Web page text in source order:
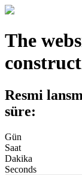
The
Resmi
süre:
Gün
Saat
Dakika
Seconds